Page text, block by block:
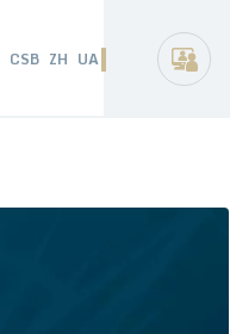
CSB ZH UA